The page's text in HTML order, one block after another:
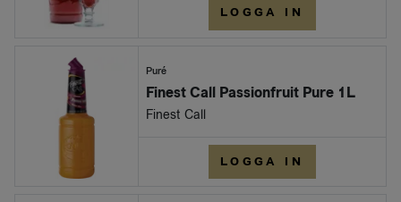
LOGGA IN
Puré
Finest Call Passionfruit Pure 1L
Finest Call
LOGGA IN